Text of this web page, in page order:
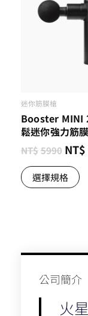
迷你筋膜槍
Booster MINI
鬆迷你強力筋
NT$5990 NT$
選擇規格
公司簡介​
火